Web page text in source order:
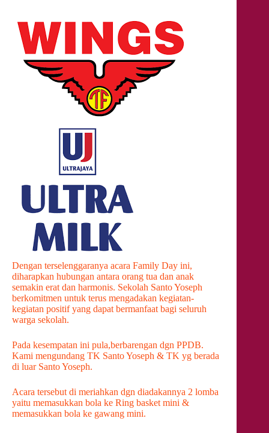
Dengan terselenggaranya acara Family Day ini,
diharapkan hubungan antara orang tua dan anak
semakin erat dan harmonis. Sekolah Santo Yoseph
berkomitmen untuk terus mengadakan kegiatan-
kegiatan positif yang dapat bermanfaat bagi seluruh
warga sekolah.
Pada kesempatan ini pula,berbarengan dgn PPDB.
Kami mengundang TK Santo Yoseph & TK yg berada
di luar Santo Yoseph.
Acara tersebut di meriahkan dgn diadakannya 2 lomba
yaitu memasukkan bola ke Ring basket mini &
memasukkan bola ke gawang mini.